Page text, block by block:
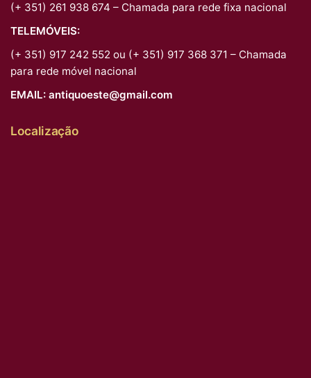
(+ 351) 261 938 674 – Chamada para rede fixa nacional
TELEMÓVEIS:
(+ 351) 917 242 552 ou (+ 351) 917 368 371 – Chamada
para rede móvel nacional
EMAIL: antiquoeste@gmail.com
Localização